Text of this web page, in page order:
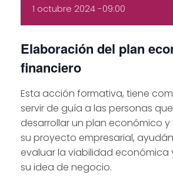
1 octubre 2024 -09:00
Elaboración del plan
financiero
Esta acción formativa, tiene
servir de guía a las personas
desarrollar un plan económico
su proyecto empresarial,
evaluar la viabilidad económica
su idea de negocio.